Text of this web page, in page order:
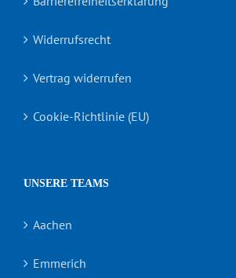
Widerrufsrecht
Vertrag widerrufen
Cookie-Richtlinie (EU)
UNSERE TEAMS
Aachen
Emmerich